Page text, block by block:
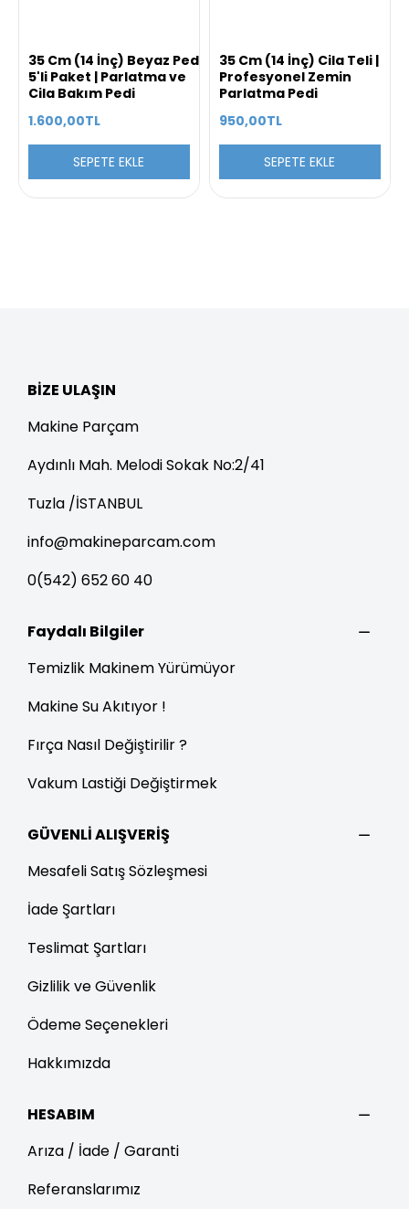
35 Cm (14 İnç) Beyaz Ped
5'li Paket | Parlatma ve
Cila Bakım Pedi
1.600,00TL
SEPETE EKLE
35 Cm (14 İnç) Cila Teli |
Profesyonel Zemin
Parlatma Pedi
950,00TL
SEPETE EKLE
BIZE ULAŞIN
Makine Parçam
Aydınlı Mah. Melodi Sokak No:2/41
Tuzla /İSTANBUL
info@makineparcam.com
0(542) 652 60 40
Faydalı Bilgiler
Temizlik Makinem Yürümüyor
Makine Su Akıtıyor !
Fırça Nasıl Değiştirilir ?
Vakum Lastiği Değiştirmek
GÜVENLİ ALIŞVERİŞ
Mesafeli Satış Sözleşmesi
İade Şartları
Teslimat Şartları
Gizlilik ve Güvenlik
Ödeme Seçenekleri
Hakkımızda
HESABIM
Arıza / İade / Garanti
Referanslarımız